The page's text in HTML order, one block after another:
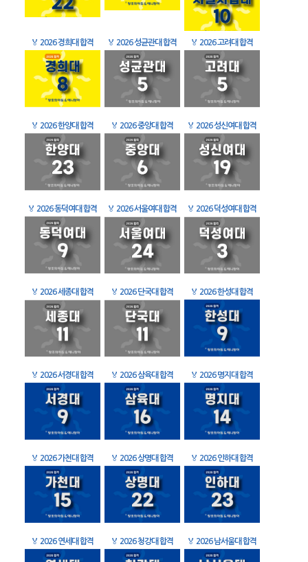
🏅 2026 경희대 합격 🏅 2026 성균관대 합격 🏅 2026 고려대 합격
🏅 2026 한양대 합격 🏅 2026 중앙대 합격 🏅 2026 성신여대 합격
🏅 2026 동덕여대 합격 🏅 2026 서울여대 합격 🏅 2026 덕성여대 합격
🏅 2026 세종대 합격 🏅 2026 단국대 합격 🏅 2026 한성대 합격
🏅 2026 서경대 합격 🏅 2026 삼육대 합격 🏅 2026 명지대 합격
🏅 2026 가천대 합격 🏅 2026 상명대 합격 🏅 2026 인하대 합격
🏅 2026 연세대 합격 🏅 2026 청강대 합격 🏅 2026 남서울대 합격